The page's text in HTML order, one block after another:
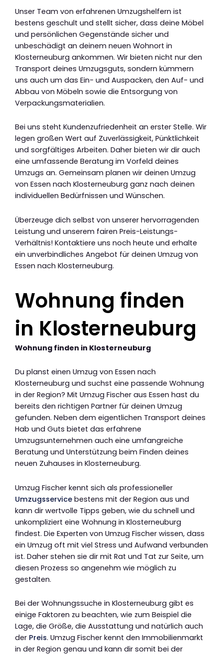
Unser Team von erfahrenen Umzugshelfern ist
bestens geschult und stellt sicher, dass deine Möbel
und persönlichen Gegenstände sicher und
unbeschädigt an deinem neuen Wohnort in
Klosterneuburg ankommen. Wir bieten nicht nur den
Transport deines Umzugsguts, sondern kümmern
uns auch um das Ein- und Auspacken, den Auf- und
Abbau von Möbeln sowie die Entsorgung von
Verpackungsmaterialien.
Bei uns steht Kundenzufriedenheit an erster Stelle. Wir
legen großen Wert auf Zuverlässigkeit, Pünktlichkeit
und sorgfältiges Arbeiten. Daher bieten wir dir auch
eine umfassende Beratung im Vorfeld deines
Umzugs an. Gemeinsam planen wir deinen Umzug
von Essen nach Klosterneuburg ganz nach deinen
individuellen Bedürfnissen und Wünschen.
Überzeuge dich selbst von unserer hervorragenden
Leistung und unserem fairen Preis-Leistungs-
Verhältnis! Kontaktiere uns noch heute und erhalte
ein unverbindliches Angebot für deinen Umzug von
Essen nach Klosterneuburg.
Wohnung finden
in Klosterneuburg
Wohnung finden in Klosterneuburg
Du planst einen Umzug von Essen nach
Klosterneuburg und suchst eine passende Wohnung
in der Region? Mit Umzug Fischer aus Essen hast du
bereits den richtigen Partner für deinen Umzug
gefunden. Neben dem eigentlichen Transport deines
Hab und Guts bietet das erfahrene
Umzugsunternehmen auch eine umfangreiche
Beratung und Unterstützung beim Finden deines
neuen Zuhauses in Klosterneuburg.
Umzug Fischer kennt sich als professioneller
Umzugsservice bestens mit der Region aus und
kann dir wertvolle Tipps geben, wie du schnell und
unkompliziert eine Wohnung in Klosterneuburg
findest. Die Experten von Umzug Fischer wissen, dass
ein Umzug oft mit viel Stress und Aufwand verbunden
ist. Daher stehen sie dir mit Rat und Tat zur Seite, um
diesen Prozess so angenehm wie möglich zu
gestalten.
Bei der Wohnungssuche in Klosterneuburg gibt es
einige Faktoren zu beachten, wie zum Beispiel die
Lage, die Größe, die Ausstattung und natürlich auch
der Preis. Umzug Fischer kennt den Immobilienmarkt
in der Region genau und kann dir somit bei der